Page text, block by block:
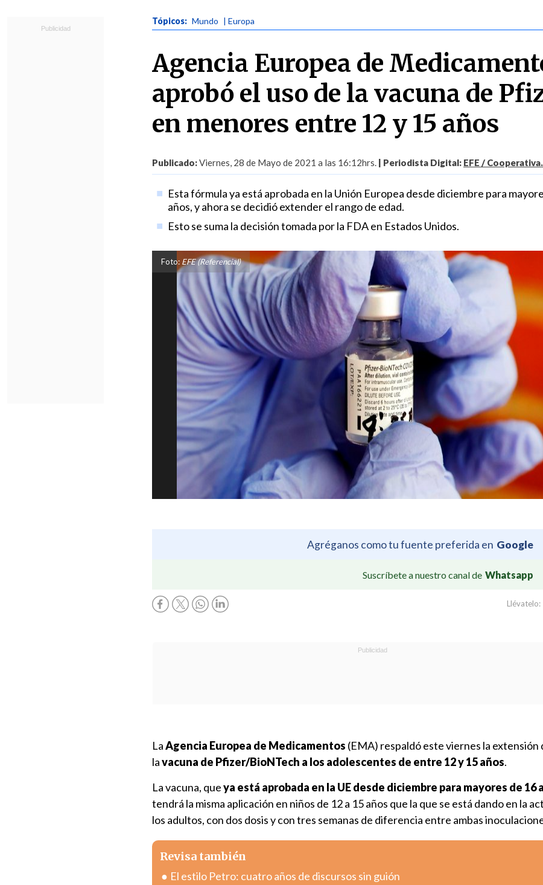
Tópicos: Mundo | Europa
Agencia Europea de
aprobó el uso de la vacuna de
en menores entre 12 y 15 años
Publicado:Viernes, 28 de Mayo de 2021 a las 16:12hrs. | Periodista Digital: EFE /
Esta fórmula ya está aprobada en la Unión Europea desde diciembre para
años, y ahora se decidió extender el rango de edad.
Esto se suma la decisión tomada por la FDA en Estados Unidos.
Foto: EFE (Referencial)
Agréganos como tu fuente preferida en Google
Suscríbete a nuestro canal de Whatsapp
Llévatelo:
LaAgencia Europea de Medicamentos (EMA) respaldó este viernes la extensión
lavacuna de Pfizer/BioNTech a los adolescentes de entre 12 y 15 años.
La vacuna, queya está aprobada en la UE desde diciembre para mayores de 16
tendrá la misma aplicación en niños de 12 a 15 años que la que se está dando en la
los adultos, con dos dosis y con tres semanas de diferencia entre ambas
Revisa también
El estilo Petro: cuatro años de discursos sin guión